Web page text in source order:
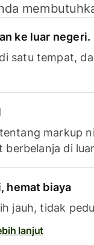
ke luar negeri.
satu tempat,
markup
di
hemat biaya
jauh, tidak
lanjut